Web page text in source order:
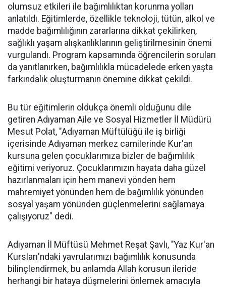
olumsuz etkileri ile bağımlılıktan korunma yolları
anlatıldı. Eğitimlerde, özellikle teknoloji, tütün, alkol ve
madde bağımlılığının zararlarına dikkat çekilirken,
sağlıklı yaşam alışkanlıklarının geliştirilmesinin önemi
vurgulandı. Program kapsamında öğrencilerin soruları
da yanıtlanırken, bağımlılıkla mücadelede erken yaşta
farkındalık oluşturmanın önemine dikkat çekildi.
Bu tür eğitimlerin oldukça önemli olduğunu dile
getiren Adıyaman Aile ve Sosyal Hizmetler İl Müdürü
Mesut Polat, "Adıyaman Müftülüğü ile iş birliği
içerisinde Adıyaman merkez camilerinde Kur'an
kursuna gelen çocuklarımıza bizler de bağımlılık
eğitimi veriyoruz. Çocuklarımızın hayata daha güzel
hazırlanmaları için hem manevi yönden hem
mahremiyet yönünden hem de bağımlılık yönünden
sosyal yaşam yönünden güçlenmelerini sağlamaya
çalışıyoruz" dedi.
Adıyaman İl Müftüsü Mehmet Reşat Şavlı, "Yaz Kur'an
Kursları'ndaki yavrularımızı bağımlılık konusunda
bilinçlendirmek, bu anlamda Allah korusun ileride
herhangi bir hataya düşmelerini önlemek amacıyla